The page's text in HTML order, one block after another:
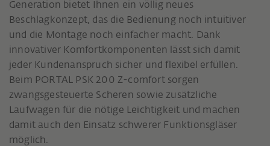
Generation bietet Ihnen ein völlig neues
Beschlagkonzept, das die Bedienung noch intuitiver
und die Montage noch einfacher macht. Dank
innovativer Komfortkomponenten lässt sich damit
jeder Kundenanspruch sicher und flexibel erfüllen.
Beim PORTAL PSK 200 Z-comfort sorgen
zwangsgesteuerte Scheren sowie zusätzliche
Laufwagen für die nötige Leichtigkeit und machen
damit auch den Einsatz schwerer Funktionsgläser
möglich.